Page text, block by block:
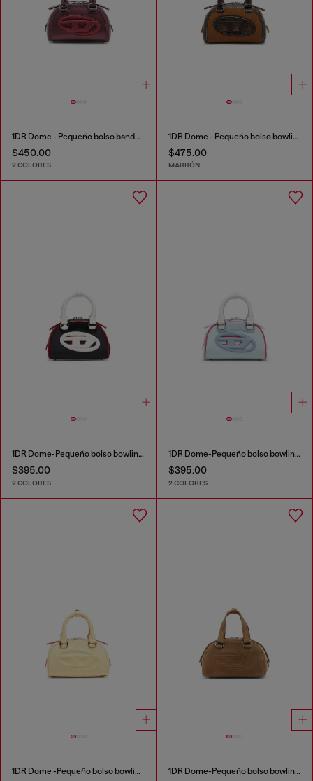
1DR Dome - Pequeño bolso bandolera de satén y ante
$450.00
2 COLORES
1DR Dome - Pequeño bolso bowling de gamuza y PU granulado
$475.00
MARRÓN
1DR Dome-Pequeño bolso bowling de bloques de color
$395.00
2 COLORES
1DR Dome-Pequeño bolso bowling de bloques de color
$395.00
2 COLORES
1DR Dome -Pequeño bolso bowling de cuero 1DR Dome-Pequeño bolso bowling de ante